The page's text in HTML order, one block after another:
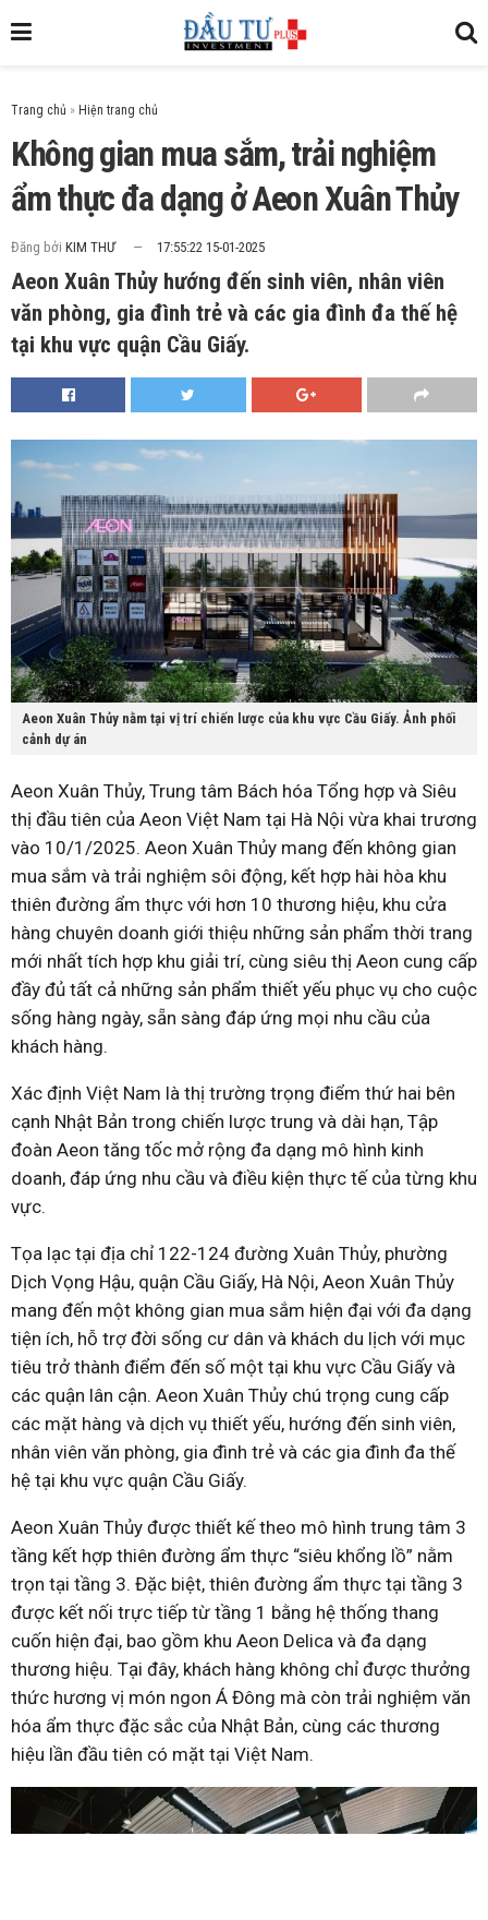
Trang chủ »
Không gian mua sắm, trải nghiệm
ẩm thực đa dạng ở Aeon Xuân Thủy
Đăng bởi KIM THƯ 17:55:22 15-01-2025
Aeon Xuân Thủy hướng đến sinh viên, nhân viên
văn phòng, gia đình trẻ và các gia đình đa thế hệ
tại khu vực quận Cầu Giấy.
Aeon Xuân Thủy nằm tại vị trí chiến lược của khu vực Cầu Giấy. Ảnh phối
cảnh dự án
Aeon Xuân Thủy, Trung tâm Bách hóa Tổng hợp và Siêu
thị đầu tiên của Aeon Việt Nam tại Hà Nội vừa khai trương
vào 10/1/2025. Aeon Xuân Thủy mang đến không gian
mua sắm và trải nghiệm sôi động, kết hợp hài hòa khu
thiên đường ẩm thực với hơn 10 thương hiệu, khu cửa
hàng chuyên doanh giới thiệu những sản phẩm thời trang
mới nhất tích hợp khu giải trí, cùng siêu thị Aeon cung cấp
đầy đủ tất cả những sản phẩm thiết yếu phục vụ cho cuộc
sống hàng ngày, sẵn sàng đáp ứng mọi nhu cầu của
khách hàng.
Xác định Việt Nam là thị trường trọng điểm thứ hai bên
cạnh Nhật Bản trong chiến lược trung và dài hạn, Tập
đoàn Aeon tăng tốc mở rộng đa dạng mô hình kinh
doanh, đáp ứng nhu cầu và điều kiện thực tế của từng khu
vực.
Tọa lạc tại địa chỉ 122-124 đường Xuân Thủy, phường
Dịch Vọng Hậu, quận Cầu Giấy, Hà Nội, Aeon Xuân Thủy
mang đến một không gian mua sắm hiện đại với đa dạng
tiện ích, hỗ trợ đời sống cư dân và khách du lịch với mục
tiêu trở thành điểm đến số một tại khu vực Cầu Giấy và
các quận lân cận. Aeon Xuân Thủy chú trọng cung cấp
các mặt hàng và dịch vụ thiết yếu, hướng đến sinh viên,
nhân viên văn phòng, gia đình trẻ và các gia đình đa thế
hệ tại khu vực quận Cầu Giấy.
Aeon Xuân Thủy được thiết kế theo mô hình trung tâm 3
tầng kết hợp thiên đường ẩm thực “siêu khổng lồ” nằm
trọn tại tầng 3. Đặc biệt, thiên đường ẩm thực tại tầng 3
được kết nối trực tiếp từ tầng 1 bằng hệ thống thang
cuốn hiện đại, bao gồm khu Aeon Delica và đa dạng
thương hiệu. Tại đây, khách hàng không chỉ được thưởng
thức hương vị món ngon Á Đông mà còn trải nghiệm văn
hóa ẩm thực đặc sắc của Nhật Bản, cùng các thương
hiệu lần đầu tiên có mặt tại Việt Nam.